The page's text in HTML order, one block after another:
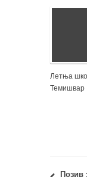
Летња
Темишвар